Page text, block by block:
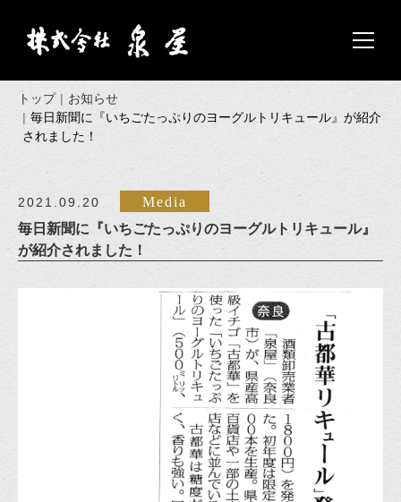
トップ
お知らせ
毎日新聞に『いちごたっぷりのヨーグルトリキュール』が紹介
されました！
2021.09.20
Media
毎日新聞に『いちごたっぷりのヨーグルトリキュール』
が紹介されました！